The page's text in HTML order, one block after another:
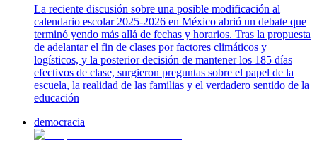
La reciente discusión sobre una posible modificación al
calendario escolar 2025-2026 en México abrió un debate que
terminó yendo más allá de fechas y horarios. Tras la propuesta
de adelantar el fin de clases por factores climáticos y
logísticos, y la posterior decisión de mantener los 185 días
efectivos de clase, surgieron preguntas sobre el papel de la
escuela, la realidad de las familias y el verdadero sentido de la
educación
democracia